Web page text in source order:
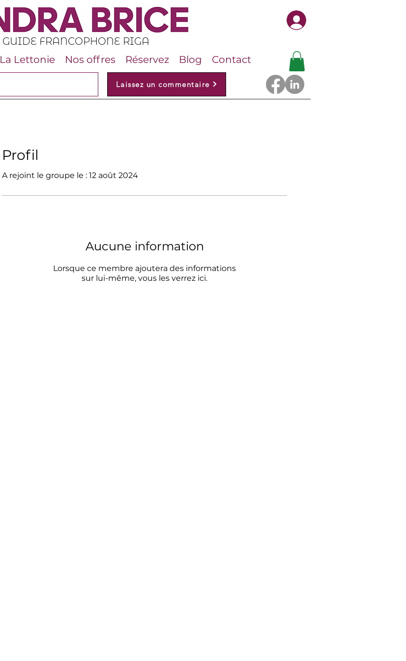
GUIDE FRANCOPHONE RIGA
La Lettonie Nos offres Réservez Blog Contact
Laissez un commentaire
Profil
A rejoint le groupe le : 12 août 2024
Aucune information
Lorsque ce membre ajoutera des informations
sur lui-même, vous les verrez ici.